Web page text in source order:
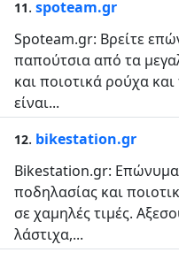
11. spoteam.gr
Spoteam.gr: Βρείτε
παπούτσια από τα
και ποιοτικά ρούχα
είναι...
12. bikestation.gr
Bikestation.gr:
ποδηλασίας και
σε χαμηλές τιμές.
λάστιχα,...